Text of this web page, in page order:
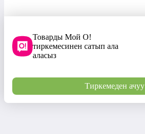
Товарды Мой О!
тиркемесинен сатып ала
аласыз
Тиркемеден ачуу